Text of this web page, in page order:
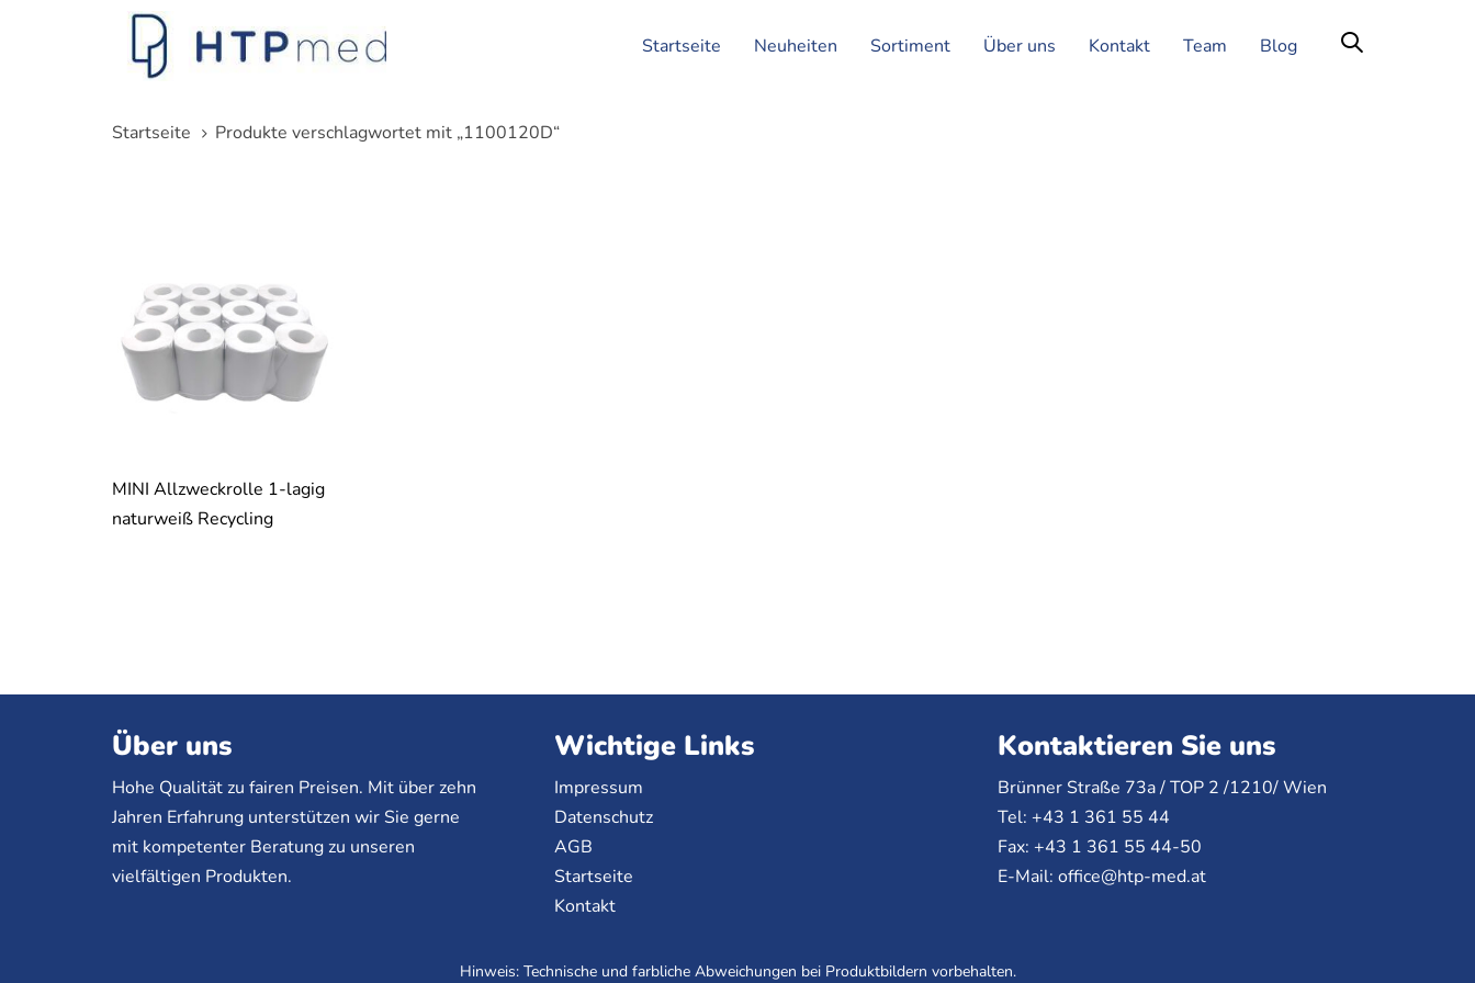
Startseite Neuheiten Sortiment Über uns Kontakt Team Blog
Startseite Produkte verschlagwortet mit „1100120D“
MINI Allzweckrolle 1-lagig
naturweiß Recycling
Über uns
Hohe Qualität zu fairen Preisen. Mit über zehn
Jahren Erfahrung unterstützen wir Sie gerne
mit kompetenter Beratung zu unseren
vielfältigen Produkten.
Wichtige Links
Impressum
Datenschutz
AGB
Startseite
Kontakt
Kontaktieren Sie uns
Brünner Straße 73a /TOP2 /1210/ Wien
Tel: +43 1 361 55 44
Fax: +43 1 361 55 44-50
E-Mail: office@htp-med.at
Hinweis: Technische und farbliche Abweichungen bei Produktbildern vorbehalten.